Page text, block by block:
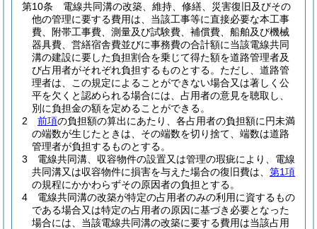
第10条
電線共同溝の改築、維持、修繕、災害復旧及びその
他の管理に要する費用は、当該工事等に直接必要な本工事
費、附帯工事費、測量及び試験費、補償費、船舶及び機械
器具費、営繕宿舎費並びに事務費の合計額に当該電線共同
溝の建設に要した負担割合を乗じて得た額を道路管理者及
び占用者がそれぞれ負担するものとする。 ただし、道路管
理者は、この規定によることができない場合又は著しく公
平を欠くと認められる場合には、占用者の意見を聴取し、
別に負担金の額を定めることができる。
2
前項の負担額の算出にあたり、各占用者の負担額に円未満
の端数が生じたときは、その端数を切り捨て、端数は道路
管理者が負担するものとする。
3
電線共同溝、収容物件の設置又は管理の瑕疵により、電線
共同溝又は収容物件に損害を与えた場合の復旧費は、 第1項
の規程にかかわらずその原因者の負担とする。
4
電線共同溝の改築が特定の占用者のみの利用に資するもの
である場合又は特定の占用者の原因に基づき必要となった
場合には、当該電線共同溝の改築に要する費用は当該占用